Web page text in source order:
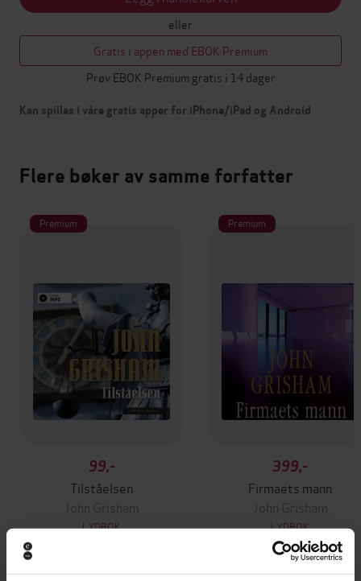
eller
Gratis i appen med EBOK Premium
Prøv EBOK Premium gratis i 14 dager
Kan spilles i våre gratis apper for iPhone/iPad og Android
Flere bøker av samme forfatter
Premium
99,-
Tilståelsen
John Grisham
LYDBOK
Premium
399,-
Firmaets mann
John Grisham
LYDBOK